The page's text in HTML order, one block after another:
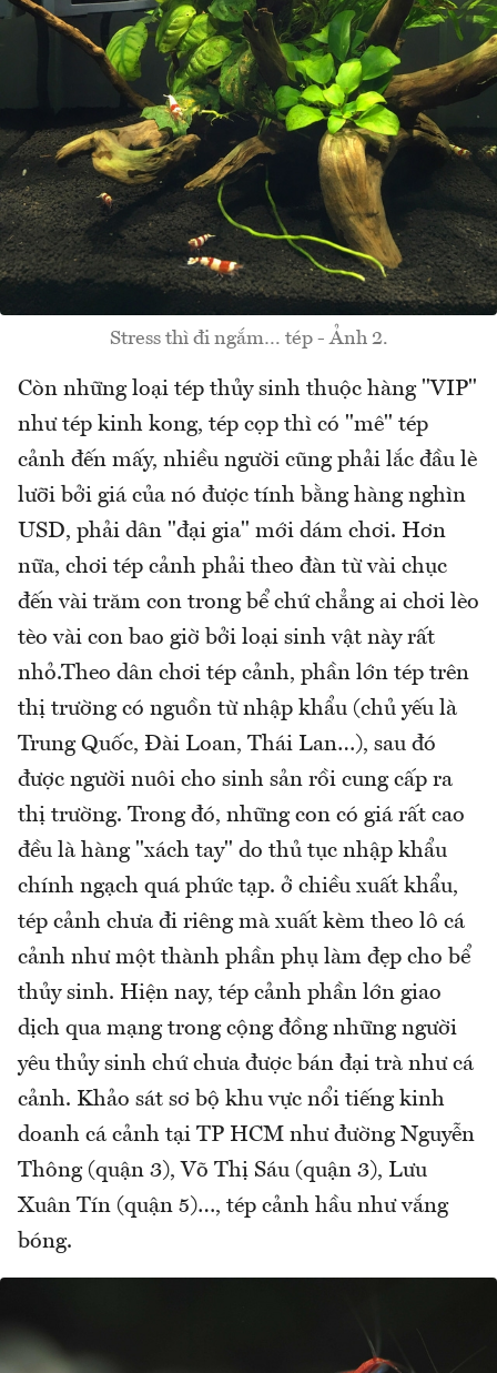
Stress thì đi ngắm… tép - Ảnh 2.
Còn những loại tép thủy sinh thuộc hàng "VIP"
như tép kinh kong, tép cọp thì có "mê" tép
cảnh đến mấy, nhiều người cũng phải lắc đầu lè
lưỡi bởi giá của nó được tính bằng hàng nghìn
USD, phải dân "đại gia" mới dám chơi. Hơn
nữa, chơi tép cảnh phải theo đàn từ vài chục
đến vài trăm con trong bể chứ chẳng ai chơi lèo
tèo vài con bao giờ bởi loại sinh vật này rất
nhỏ.Theo dân chơi tép cảnh, phần lớn tép trên
thị trường có nguồn từ nhập khẩu (chủ yếu là
Trung Quốc, Đài Loan, Thái Lan…), sau đó
được người nuôi cho sinh sản rồi cung cấp ra
thị trường. Trong đó, những con có giá rất cao
đều là hàng "xách tay" do thủ tục nhập khẩu
chính ngạch quá phức tạp. ở chiều xuất khẩu,
tép cảnh chưa đi riêng mà xuất kèm theo lô cá
cảnh như một thành phần phụ làm đẹp cho bể
thủy sinh. Hiện nay, tép cảnh phần lớn giao
dịch qua mạng trong cộng đồng những người
yêu thủy sinh chứ chưa được bán đại trà như cá
cảnh. Khảo sát sơ bộ khu vực nổi tiếng kinh
doanh cá cảnh tại TP HCM như đường Nguyễn
Thông (quận 3), Võ Thị Sáu (quận 3), Lưu
Xuân Tín (quận 5)…, tép cảnh hầu như vắng
bóng.